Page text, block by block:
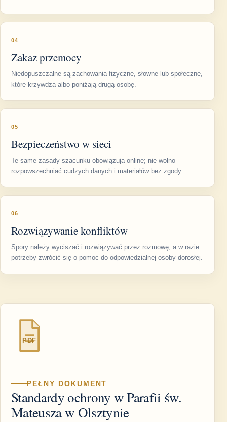
04
Zakaz przemocy
Niedopuszczalne są zachowania fizyczne, słowne lub społeczne,
które krzywdzą albo poniżają drugą osobę.
05
Bezpieczeństwo w sieci
Te same zasady szacunku obowiązują online; nie wolno
rozpowszechniać cudzych danych i materiałów bez zgody.
06
Rozwiązywanie konfliktów
Spory należy wyciszać i rozwiązywać przez rozmowę, a w razie
potrzeby zwrócić się o pomoc do odpowiedzialnej osoby dorosłej.
PDF
PEŁNY DOKUMENT
Standardy ochrony w Parafii św.
Mateusza w Olsztynie